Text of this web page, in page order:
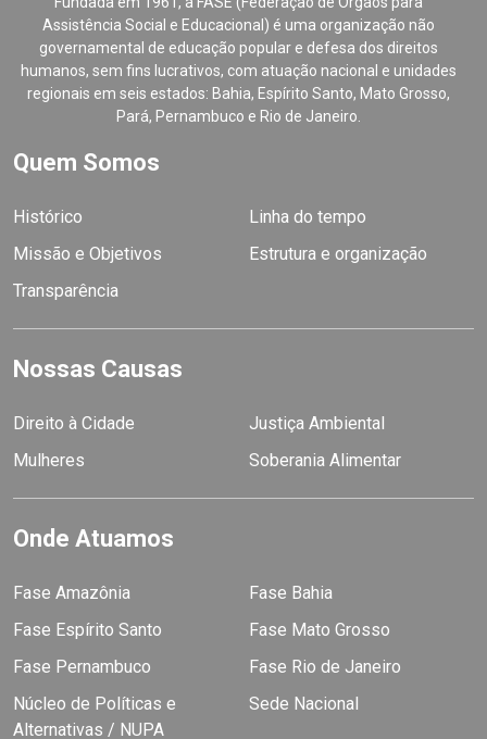
Assistência Social e Educacional) é uma organização não
governamental de educação popular e defesa dos direitos
humanos, sem fins lucrativos, com atuação nacional e unidades
regionais em seis estados: Bahia, Espírito Santo, Mato Grosso,
Pará, Pernambuco e Rio de Janeiro.
Quem Somos
Histórico
Linha do tempo
Missão e Objetivos
Estrutura e organização
Transparência
Nossas Causas
Direito à Cidade
Justiça Ambiental
Mulheres
Soberania Alimentar
Onde Atuamos
Fase Amazônia
Fase Bahia
Fase Espírito Santo
Fase Mato Grosso
Fase Pernambuco
Fase Rio de Janeiro
Núcleo de Políticas e
Alternativas / NUPA
Sede Nacional